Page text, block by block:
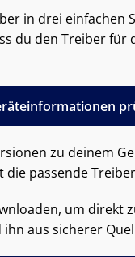
in drei einfachen
du den Treiber für
zu deinem
passende
um direkt
aus sicherer